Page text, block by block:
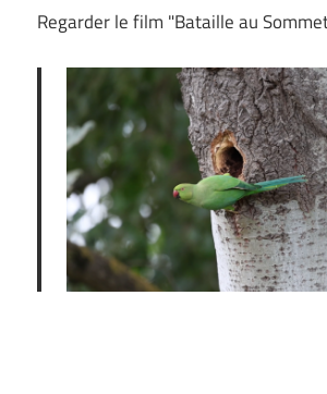
Regarder le film "Bataille au